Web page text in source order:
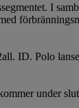
I
ID. Polo
under